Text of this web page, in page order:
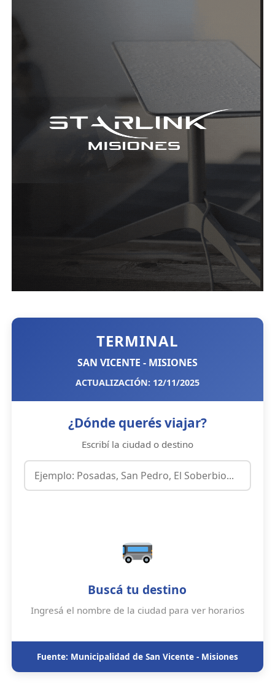
TERMINAL
SAN VICENTE - MISIONES
ACTUALIZACIÓN: 12/11/2025
¿Dónde querés viajar?
Escribí la ciudad o destino
Buscá tu destino
Ingresá el nombre de la ciudad para ver horarios
Fuente: Municipalidad de San Vicente - Misiones